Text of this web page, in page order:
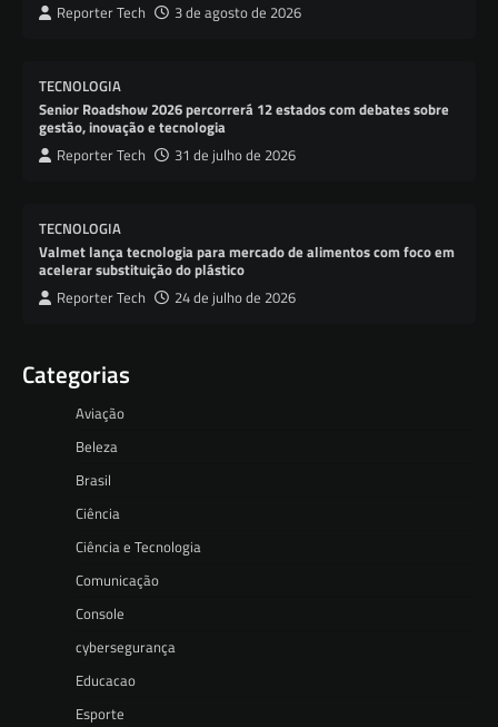
Reporter Tech 3 de agosto de 2026
TECNOLOGIA
Senior Roadshow 2026 percorrerá 12 estados com debates sobre
gestão, inovação e tecnologia
Reporter Tech 31 de julho de 2026
TECNOLOGIA
Valmet lança tecnologia para mercado de alimentos com foco em
acelerar substituição do plástico
Reporter Tech 24 de julho de 2026
Categorias
Aviação
Beleza
Brasil
Ciência
Ciência e Tecnologia
Comunicação
Console
cybersegurança
Educacao
Esporte